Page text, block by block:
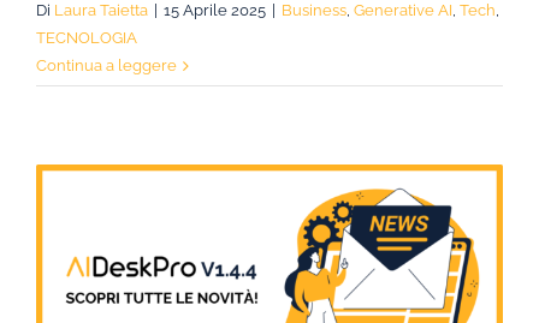
Di Laura Taietta 15 Aprile 2025 Business, Generative AI, Tech,
TECNOLOGIA
Continua a leggere